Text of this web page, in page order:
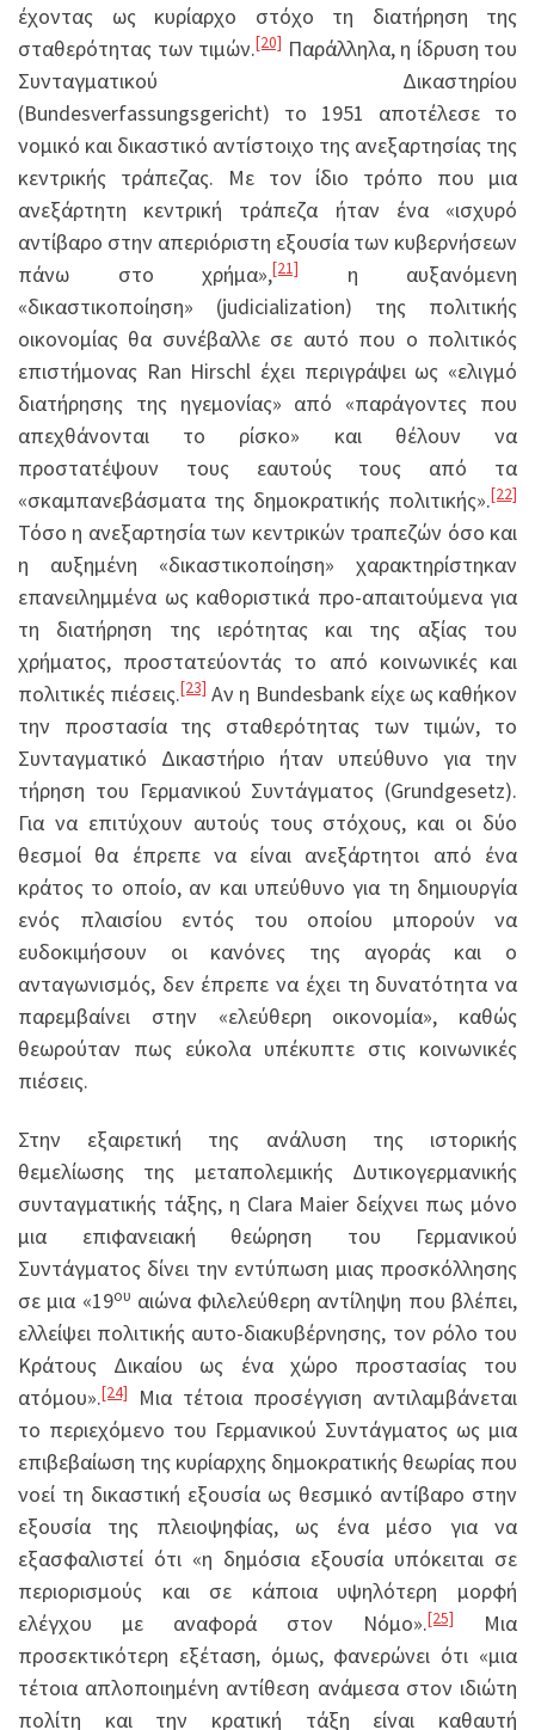
έχοντας ως κυρίαρχο στόχο τη διατήρηση της
σταθερότητας των τιμών.[20] Παράλληλα, η ίδρυση του
Συνταγματικού Δικαστηρίου
(Bundesverfassungsgericht) το 1951 αποτέλεσε το
νομικό και δικαστικό αντίστοιχο της ανεξαρτησίας της
κεντρικής τράπεζας. Με τον ίδιο τρόπο που μια
ανεξάρτητη κεντρική τράπεζα ήταν ένα «ισχυρό
αντίβαρο στην απεριόριστη εξουσία των κυβερνήσεων
πάνω στο χρήμα»,[21]
η αυξανόμενη
«δικαστικοποίηση» (judicialization) της πολιτικής
οικονομίας θα συνέβαλλε σε αυτό που ο πολιτικός
επιστήμονας Ran Hirschl έχει περιγράψει ως «ελιγμό
διατήρησης της ηγεμονίας» από «παράγοντες που
απεχθάνονται το ρίσκο» και θέλουν να
προστατέψουν τους εαυτούς τους από τα
«σκαμπανεβάσματα της δημοκρατικής πολιτικής».[22]
Τόσο η ανεξαρτησία των κεντρικών τραπεζών όσο και
η αυξημένη «δικαστικοποίηση» χαρακτηρίστηκαν
επανειλημμένα ως καθοριστικά προ-απαιτούμενα για
τη διατήρηση της ιερότητας και της αξίας του
χρήματος, προστατεύοντάς το από κοινωνικές και
πολιτικές πιέσεις.[23]Αν η Bundesbank είχε ως καθήκον
την προστασία της σταθερότητας των τιμών, το
Συνταγματικό Δικαστήριο ήταν υπεύθυνο για την
τήρηση του Γερμανικού Συντάγματος (Grundgesetz).
Για να επιτύχουν αυτούς τους στόχους, και οι δύο
θεσμοί θα έπρεπε να είναι ανεξάρτητοι από ένα
κράτος το οποίο, αν και υπεύθυνο για τη δημιουργία
ενός πλαισίου εντός του οποίου μπορούν να
ευδοκιμήσουν οι κανόνες της αγοράς και ο
ανταγωνισμός, δεν έπρεπε να έχει τη δυνατότητα να
παρεμβαίνει στην «ελεύθερη οικονομία», καθώς
θεωρούταν πως εύκολα υπέκυπτε στις κοινωνικές
πιέσεις.
Στην εξαιρετική της ανάλυση της ιστορικής
θεμελίωσης της μεταπολεμικής Δυτικογερμανικής
συνταγματικής τάξης, η Clara Maier δείχνει πως μόνο
μια επιφανειακή θεώρηση του Γερμανικού
Συντάγματος δίνει την εντύπωση μιας προσκόλλησης
σε μια «19ου αιώνα φιλελεύθερη αντίληψη που βλέπει,
ελλείψει πολιτικής αυτο-διακυβέρνησης, τον ρόλο του
Κράτους Δικαίου ως ένα χώρο προστασίας του
ατόμου».[24]
Μια τέτοια προσέγγιση αντιλαμβάνεται
το περιεχόμενο του Γερμανικού Συντάγματος ως μια
επιβεβαίωση της κυρίαρχης δημοκρατικής θεωρίας που
νοεί τη δικαστική εξουσία ως θεσμικό αντίβαρο στην
εξουσία της πλειοψηφίας, ως ένα μέσο για να
εξασφαλιστεί ότι «η δημόσια εξουσία υπόκειται σε
περιορισμούς και σε κάποια υψηλότερη μορφή
ελέγχου με αναφορά στον Νόμο».[25]
Μια
προσεκτικότερη εξέταση, όμως, φανερώνει ότι «μια
τέτοια απλοποιημένη αντίθεση ανάμεσα στον ιδιώτη
πολίτη και την κρατική τάξη είναι καθαυτή